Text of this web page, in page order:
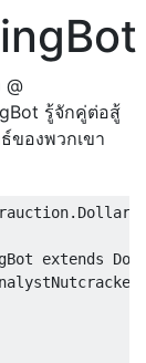
;
(opponent
t) {
copy-pasted
significant
รู้จักคู่ต่อสู้
ของพวกเขา
.
extends